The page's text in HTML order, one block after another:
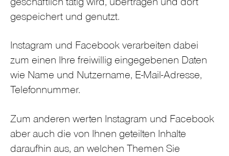
geschäftlich tätig wird, übertragen und dort
gespeichert und genutzt.
Instagram und Facebook verarbeiten dabei
zum einen Ihre freiwillig eingegebenen Daten
wie Name und Nutzername, E-Mail-Adresse,
Telefonnummer.
Zum anderen werten Instagram und Facebook
aber auch die von Ihnen geteilten Inhalte
daraufhin aus, an welchen Themen Sie